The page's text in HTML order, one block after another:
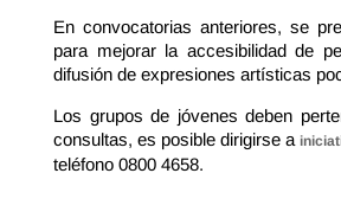
En convocatorias anteriores, se
para mejorar la accesibilidad de
difusión de expresiones artísticas
Los grupos de jóvenes deben
consultas, es posible dirigirse a
teléfono 0800 4658.